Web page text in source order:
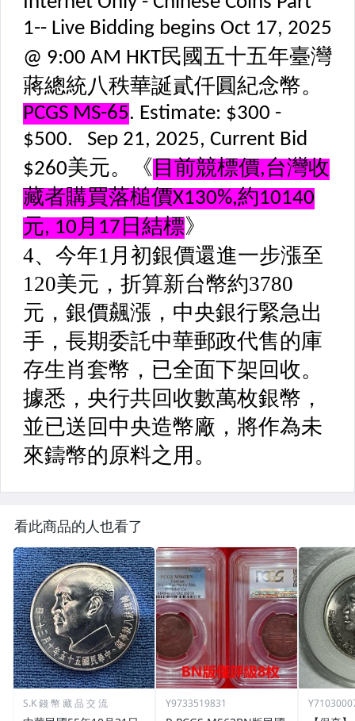
看此商品的人也看了
S.K 錢 幣 藏 品 交 流 Y9733519831